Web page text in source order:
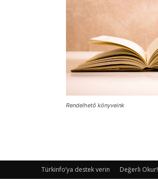
Rendelhető könyveink
Türkinfo’ya destek verin Değerli Okur!